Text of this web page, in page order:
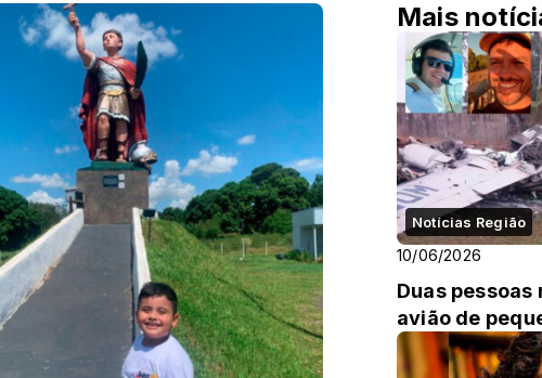
Mais
Notícias Região
10/06/2026
Duas
avião de